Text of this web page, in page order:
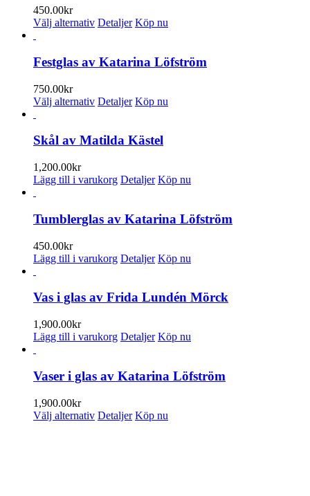
De
olika
kan
väljas
450.00kr
Välj alternativ Den
har
flera
De
olika
kan
väljas
Detaljer Köp nu
Festglas av Katarina Löfström
750.00kr
Välj alternativ Den
har
De
olika
väljas
Detaljer Köp nu
Skål av Matilda Kästel
1,200.00kr
Lägg till i varukorg Detaljer Köp nu
Tumblerglas av Katarina Löfström
450.00kr
Lägg till i varukorg Detaljer Köp nu
Vas i glas av Frida Lundén Mörck
1,900.00kr
Lägg till i varukorg Detaljer Köp nu
Vaser i glas av Katarina Löfström
1,900.00kr
Välj alternativ Den
Detaljer Köp nu